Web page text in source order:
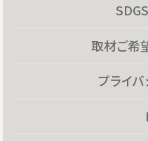
取材ご希
プライ